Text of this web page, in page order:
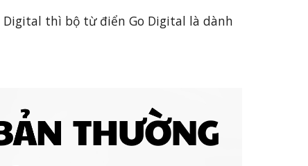
thì bộ từ điển Go Digital là dành